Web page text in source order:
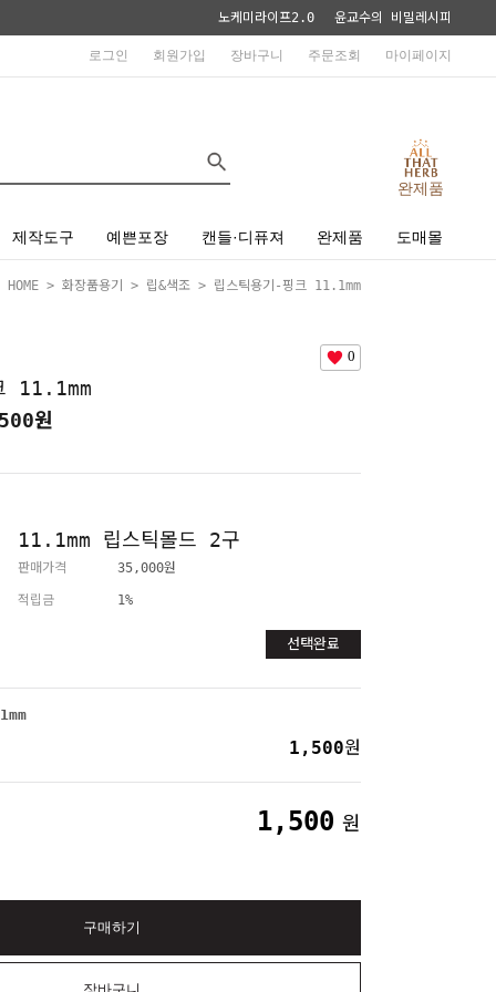
노케미라이프2.0 윤교수의 비밀레시피
로그인 회원가입 장바구니 주문조회 마이페이지
완제품
제작도구 예쁜포장 캔들·디퓨져 완제품 도매몰
HOME > 화장품용기 > 립&색조 > 립스틱용기-핑크 11.1mm
0
11.1mm
원
11.1mm 립스틱몰드 2구
판매가격 35,000원
적립금 1%
선택완료
1,500원
1,500 원
구매하기